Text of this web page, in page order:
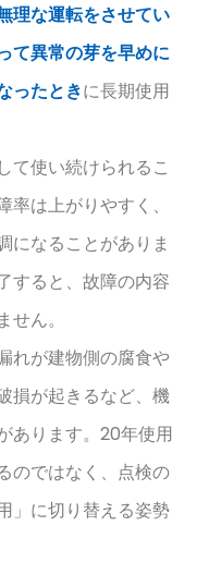
理な運転をさせてい
て異常の芽を早めに
ったときに長期使用
て使い続けられるこ
は上がりやすく、
になることがありま
すると、故障の内容
ん。
れが建物側の腐食や
損が起きるなど、機
あります。20年使用
のではなく、点検の
」に切り替える姿勢